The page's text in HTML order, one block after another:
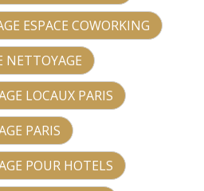
ESPACE COWORKING
NETTOYAGE
LOCAUX PARIS
PARIS
POUR HOTELS